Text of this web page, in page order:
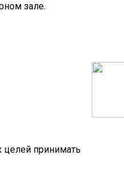
зале.
целей принимать